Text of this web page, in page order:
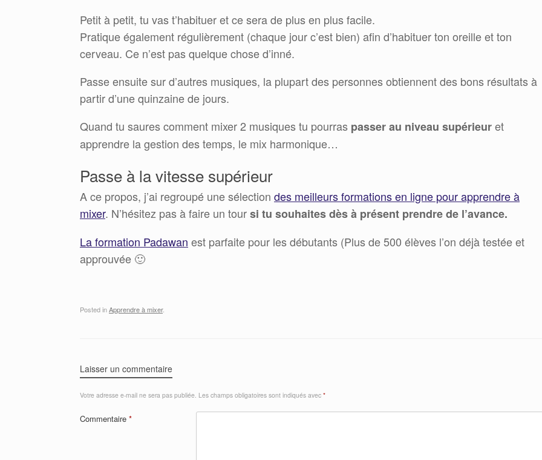
Petit à petit, tu vas t’habituer et ce sera de plus en plus facile.
Pratique également régulièrement (chaque jour c’est bien) afin d’habituer ton oreille et ton
cerveau. Ce n’est pas quelque chose d’inné.
Passe ensuite sur d’autres musiques, la plupart des personnes obtiennent des bons résultats à
partir d’une quinzaine de jours.
Quand tu saures comment mixer 2 musiques tu pourras passer au niveau supérieuret
apprendre la gestion des temps, le mix harmonique…
Passe à la vitesse supérieur
A ce propos, j’ai regroupé une sélection des meilleurs formations en ligne pour apprendre à
mixer. N’hésitez pas à faire un toursi tu souhaites dès à présent prendre de l’avance.
La formation Padawan est parfaite pour les débutants (Plus de 500 élèves l’on déjà testée et
approuvée 🙂
Posted inApprendre à mixer.
Laisser un commentaire
Votre adresse e-mail ne sera pas publiée. Les champs obligatoires sont indiqués avec *
Commentaire *